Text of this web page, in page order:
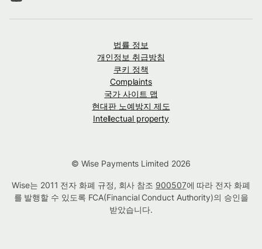
법률 정보
개인정보 취급방침
쿠키 정책
Complaints
국가 사이트 맵
현대판 노예방지 제도
Intellectual property
© Wise Payments Limited 2026
Wise는 2011 전자 화폐 규정, 회사 참조 900507에 따라 전자 화폐
를 발행할 수 있도록 FCA(Financial Conduct Authority)의 승인을
받았습니다.